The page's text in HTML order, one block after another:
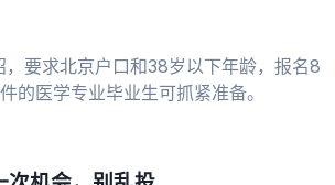
要求北京户口和38岁以下年龄，报名8
的医学专业毕业生可抓紧准备。